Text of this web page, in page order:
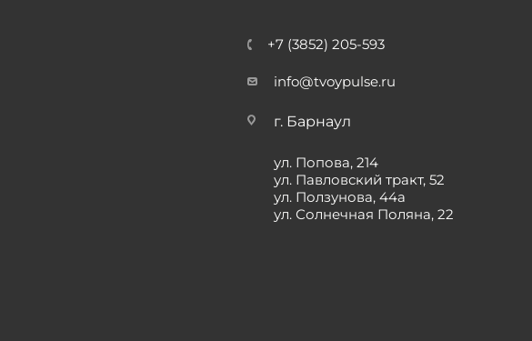
+7 (3852) 205-593
info@tvoypulse.ru
г. Барнаул
ул. Попова, 214
ул. Павловский тракт, 52
ул. Ползунова, 44а
ул. Солнечная Поляна, 22